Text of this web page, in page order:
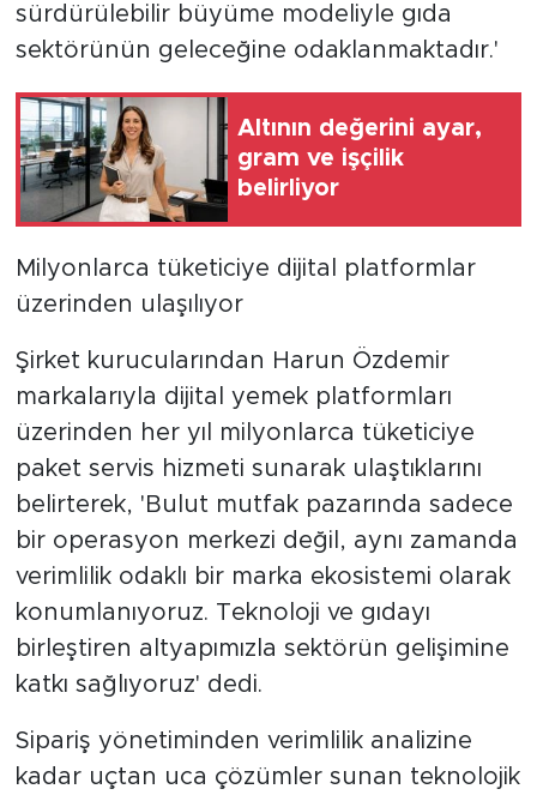
sürdürülebilir büyüme modeliyle gıda
sektörünün geleceğine odaklanmaktadır.'
Altının değerini ayar,
gram ve işçilik
belirliyor
Milyonlarca tüketiciye dijital platformlar
üzerinden ulaşılıyor
Şirket kurucularından Harun Özdemir
markalarıyla dijital yemek platformları
üzerinden her yıl milyonlarca tüketiciye
paket servis hizmeti sunarak ulaştıklarını
belirterek, 'Bulut mutfak pazarında sadece
bir operasyon merkezi değil, aynı zamanda
verimlilik odaklı bir marka ekosistemi olarak
konumlanıyoruz. Teknoloji ve gıdayı
birleştiren altyapımızla sektörün gelişimine
katkı sağlıyoruz' dedi.
Sipariş yönetiminden verimlilik analizine
kadar uçtan uca çözümler sunan teknolojik